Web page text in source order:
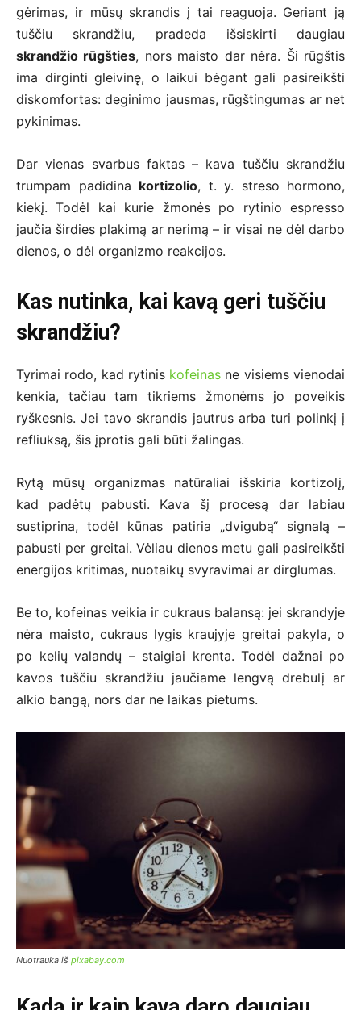
gėrimas, ir mūsų skrandis į tai reaguoja. Geriant ją
tuščiu skrandžiu, pradeda išsiskirti daugiau
skrandžio rūgšties, nors maisto dar nėra. Ši rūgštis
ima dirginti gleivinę, o laikui bėgant gali pasireikšti
diskomfortas: deginimo jausmas, rūgštingumas ar net
pykinimas.
Dar vienas svarbus faktas – kava tuščiu skrandžiu
trumpam padidina kortizolio, t. y. streso hormono,
kiekį. Todėl kai kurie žmonės po rytinio espresso
jaučia širdies plakimą ar nerimą – ir visai ne dėl darbo
dienos, o dėl organizmo reakcijos.
Kas nutinka, kai kavą geri tuščiu
skrandžiu?
Tyrimai rodo, kad rytinis kofeinas ne visiems vienodai
kenkia, tačiau tam tikriems žmonėms jo poveikis
ryškesnis. Jei tavo skrandis jautrus arba turi polinkį į
refliuksą, šis įprotis gali būti žalingas.
Rytą mūsų organizmas natūraliai išskiria kortizolį,
kad padėtų pabusti. Kava šį procesą dar labiau
sustiprina, todėl kūnas patiria „dvigubą“ signalą –
pabusti per greitai. Vėliau dienos metu gali pasireikšti
energijos kritimas, nuotaikų svyravimai ar dirglumas.
Be to, kofeinas veikia ir cukraus balansą: jei skrandyje
nėra maisto, cukraus lygis kraujyje greitai pakyla, o
po kelių valandų – staigiai krenta. Todėl dažnai po
kavos tuščiu skrandžiu jaučiame lengvą drebulį ar
alkio bangą, nors dar ne laikas pietums.
Nuotrauka iš pixabay.com